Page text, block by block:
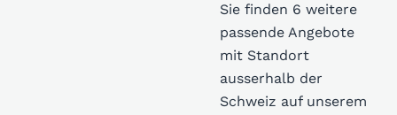
Sie finden 6 weitere
passende Angebote
mit Standort
ausserhalb der
Schweiz auf unserem